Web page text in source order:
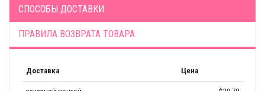
СПОСОБЫ ДОСТАВКИ
ПРАВИЛА ВОЗВРАТА ТОВАРА
Доставка Цена